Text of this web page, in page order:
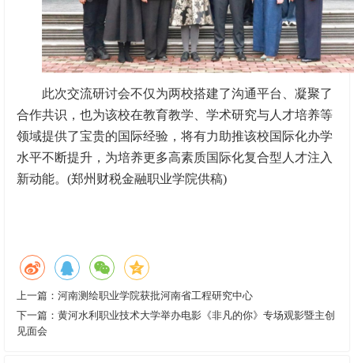
此次交流研讨会不仅为两校搭建了沟通平台、凝聚了
合作共识，也为该校在教育教学、学术研究与人才培养等
领域提供了宝贵的国际经验，将有力助推该校国际化办学
水平不断提升，为培养更多高素质国际化复合型人才注入
新动能。(郑州财税金融职业学院供稿)
上一篇： 河南测绘职业学院获批河南省工程研究中心
下一篇： 黄河水利职业技术大学举办电影《非凡的你》专场观影暨主创
见面会